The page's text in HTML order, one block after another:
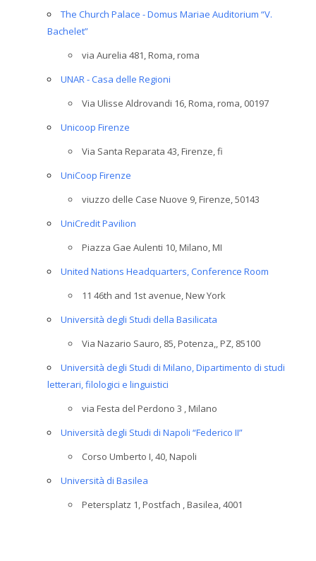
The Church Palace - Domus Mariae Auditorium “V.
Bachelet”
via Aurelia 481, Roma, roma
UNAR - Casa delle Regioni
Via Ulisse Aldrovandi 16, Roma, roma, 00197
Unicoop Firenze
Via Santa Reparata 43, Firenze, fi
UniCoop Firenze
viuzzo delle Case Nuove 9, Firenze, 50143
UniCredit Pavilion
Piazza Gae Aulenti 10, Milano, MI
United Nations Headquarters, Conference Room
11 46th and 1st avenue, New York
Università degli Studi della Basilicata
Via Nazario Sauro, 85, Potenza,, PZ, 85100
Università degli Studi di Milano, Dipartimento di studi
letterari, filologici e linguistici
via Festa del Perdono 3 , Milano
Università degli Studi di Napoli “Federico II”
Corso Umberto I, 40, Napoli
Università di Basilea
Petersplatz 1, Postfach , Basilea, 4001